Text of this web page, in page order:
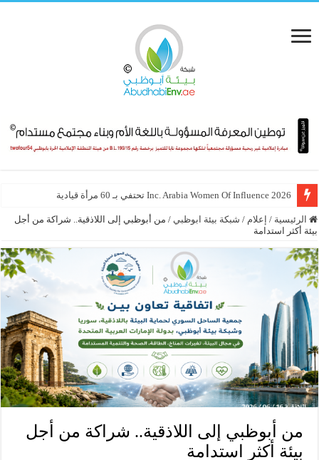
Inc. Arabia Women Of Influence 2026 تحتفي بـ 60 مرأة قيادية
فصول من كتاب «الوطنيّة والمُواطَنة، الإمارات نموذجاً» (08 – 30)
الرئيسية / إعلام / شبكة بيئة ابوظبي / من أبوظبي إلى اللاذقية.. شراكة من أجل
بيئة أكثر استدامة
من أبوظبي إلى اللاذقية.. شراكة من أجل
بيئة أكثر استدامة